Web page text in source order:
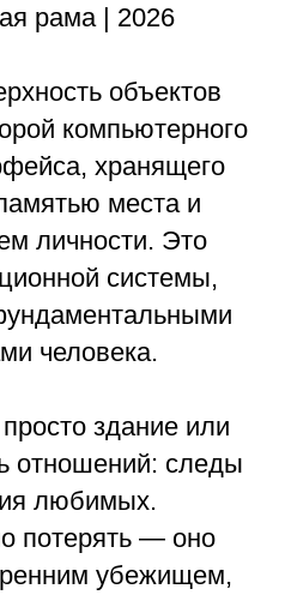
рама | 2026
объектов
компьютерного
хранящего
места и
личности. Это
системы,
человека.
здание или
отношений: следы
любимых.
потерять — оно
убежищем,